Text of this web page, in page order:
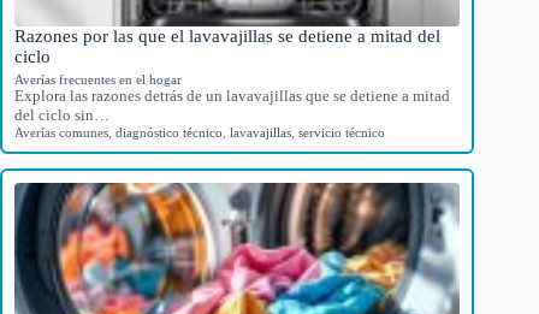
Razones por las que el lavavajillas se detiene a mitad del
ciclo
Averías frecuentes en el hogar
Explora las razones detrás de un lavavajillas que se detiene a mitad
del ciclo sin…
Averías comunes diagnóstico técnico lavavajillas servicio técnico